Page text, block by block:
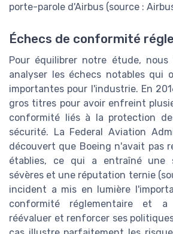
porte-parole d'Airbus (source :
Échecs de conformité
Pour équilibrer notre étude, nous
analyser les échecs notables qui
importantes pour l'industrie. En
gros titres pour avoir enfreint
conformité liés à la protection
sécurité. La Federal Aviation
découvert que Boeing n'avait pas
établies, ce qui a entraîné une
sévères et une réputation ternie
incident a mis en lumière
conformité réglementaire et
réévaluer et renforcer ses